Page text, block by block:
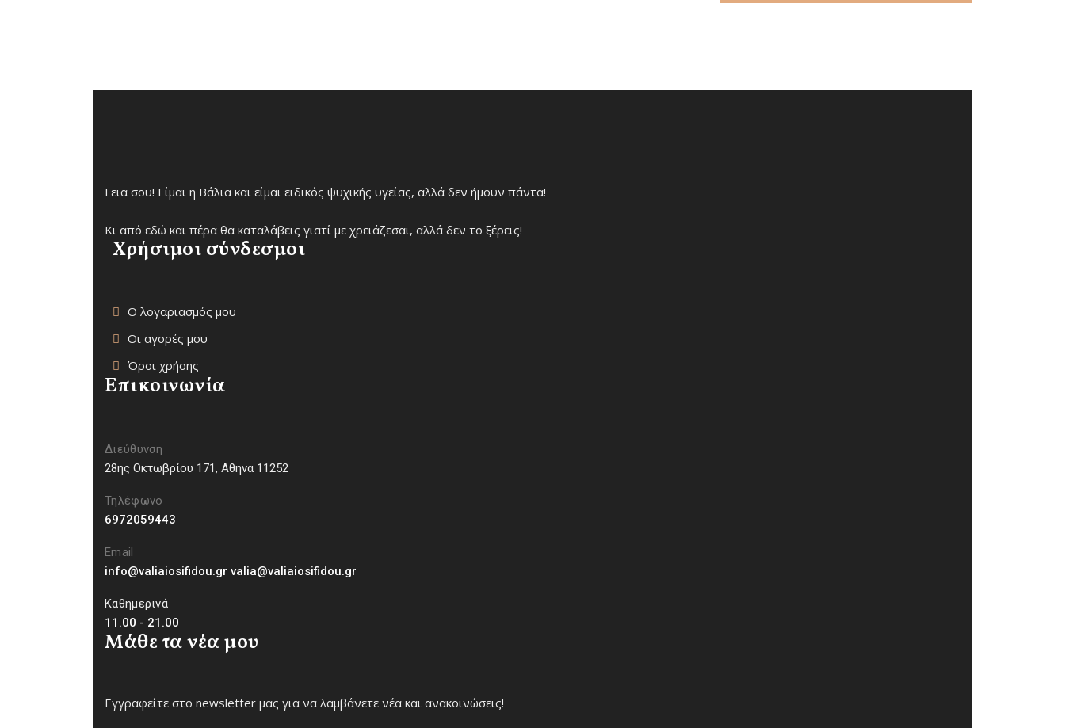
Γεια σου! Είμαι η Βάλια και είμαι ειδικός ψυχικής υγείας, αλλά δεν ήμουν πάντα!
Κι από εδώ και πέρα θα καταλάβεις γιατί με χρειάζεσαι, αλλά δεν το ξέρεις!
Χρήσιμοι σύνδεσμοι
Ο λογαριασμός μου
Οι αγορές μου
Όροι χρήσης
Επικοινωνία
Διεύθυνση
28ης Οκτωβρίου 171, Aθηνα 11252
Τηλέφωνο
6972059443
Email
info@valiaiosifidou.gr valia@valiaiosifidou.gr
Καθημερινά
11.00 - 21.00
Μάθε τα νέα μου
Εγγραφείτε στο newsletter μας για να λαμβάνετε νέα και ανακοινώσεις!